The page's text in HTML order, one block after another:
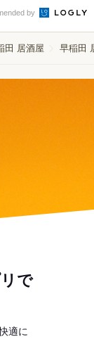
by
田 居酒屋 早稲田
で
適に